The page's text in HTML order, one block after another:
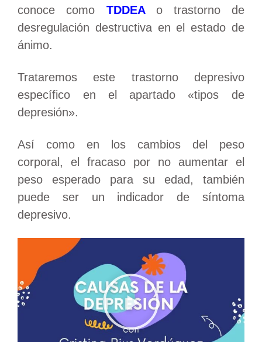
conoce como TDDEA
o trastorno de
desregulación destructiva en el estado de
ánimo.
Trataremos este trastorno depresivo
específico en el apartado «tipos de
depresión».
Así como en los cambios del peso
corporal, el fracaso por no aumentar el
peso esperado para su edad, también
puede ser un indicador de síntoma
depresivo.